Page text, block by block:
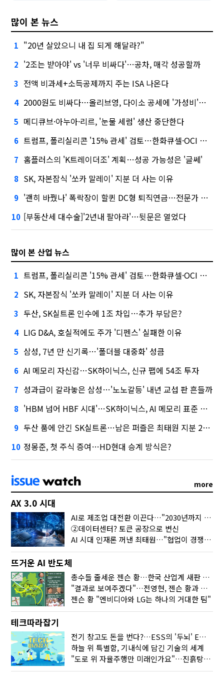
많이 본 뉴스
1 "20년 살았으니 내 집 되게 해달라?"
2 '2조는 받아야' vs '너무 비싸다'…공차, 매각 성공할까
3 전액 비과세+소득공제까지 주는 ISA 나온다
4 2000원도 비싸다…올리브영, 다이소 공세에 '가성비'로 맞불
5 메디큐브·아누아·리르, '눈물 세럼' 생산 중단한다
6 트럼프, 폴리실리콘 '15% 관세' 검토…한화큐셀·OCI 영향은?
7 홈플러스의 'K트레이더조' 계획…성공 가능성은 '글쎄'
8 SK, 자본잠식 '쏘카 말레이' 지분 더 사는 이유
9 '괜히 바꿨나' 폭락장이 할퀸 DC형 퇴직연금…전문가 조언은
10 [부동산세 대수술]'2년내 팔아라'…뒷문은 열었다
많이 본 산업 뉴스
1 트럼프, 폴리실리콘 '15% 관세' 검토…한화큐셀·OCI 영향은?
2 SK, 자본잠식 '쏘카 말레이' 지분 더 사는 이유
3 두산, SK실트론 인수에 1조 차입…추가 부담은?
4 LIG D&A, 호실적에도 주가 '디펜스' 실패한 이유
5 삼성, 7년 만 신기록…'폴더블 대중화' 성큼
6 AI 메모리 자신감…SK하이닉스, 신규 팹에 54조 투자
7 성과급이 갈라놓은 삼성…'노노갈등' 내년 교섭 판 흔들까
8 'HBM 넘어 HBF 시대'…SK하이닉스, AI 메모리 표준 선점 나섰다
9 두산 품에 안긴 SK실트론…남은 퍼즐은 최태원 지분 29.4%
10 정몽준, 첫 주식 증여…HD현대 승계 방식은?
more
AX 3.0 시대
AI로 제조업 대전환 이끈다…"2030년까지 민관합동 20조 투자"
②데이터센터? 토큰 공장으로 변신
AI 시대 인재론 꺼낸 최태원…"협업이 경쟁력"
뜨거운 AI 반도체
총수들 줄세운 젠슨 황…한국 산업계 새판 짰다
"결과로 보여주겠다"…전영현, 젠슨 황과 HBM5 논의
젠슨 황 "엔비디아와 LG는 하나의 거대한 팀"
테크따라잡기
전기 창고도 돈을 번다?…ESS의 '두뇌' EMO가 뭐길래
하늘 위 특별함, 기내식에 담긴 기술의 세계
"도로 위 자율주행만 미래인가요"…진흙탕서 길 내는 HD현대 AI 기술